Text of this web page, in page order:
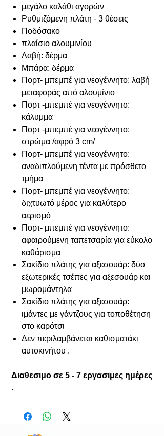
μεγάλο καλάθι αγορών
Ρυθμιζόμενη πλάτη - 3 θέσεις
Ποδόσακο
πλαίσιο αλουμινίου
Λαβή: δέρμα
Μπάρα: δέρμα
Πορτ- μπεμπέ για νεογέννητο: λαβή
μεταφοράς από αλουμίνιο
Πορτ -μπεμπέ για νεογέννητο:
κάλυμμα
Πορτ -μπεμπέ για νεογέννητο:
στρώμα /αφρό 3 cm/
Πορτ- μπεμπέ για νεογέννητο:
αναδιπλούμενη τέντα με πρόσθετο
τμήμα
Πορτ- μπεμπέ για νεογέννητο:
διχτυωτό μέρος για καλύτερο
αερισμό
Πορτ- μπεμπέ για νεογέννητο:
αφαιρούμενη ταπετσαρία για εύκολο
καθάρισμα
Σακίδιο πλάτης για αξεσουάρ: δύο
εξωτερικές τσέπες για αξεσουάρ και
μωρομάντηλα
Σακίδιο πλάτης για αξεσουάρ:
ιμάντες με γάντζους για τοποθέτηση
στο καρότσι
Δεν περιλαμβάνεται καθισματάκι
αυτοκινήτου .
Διαθεσιμο σε 5 - 7 εργασιμες ημέρες
.